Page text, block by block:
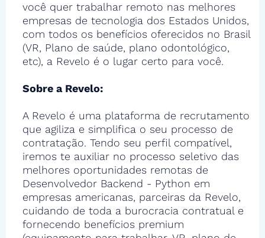
você quer trabalhar remoto nas melhores
empresas de tecnologia dos Estados Unidos,
com todos os benefícios oferecidos no Brasil
(VR, Plano de saúde, plano odontológico,
etc), a Revelo é o lugar certo para você.
Sobre a Revelo:
A Revelo é uma plataforma de recrutamento
que agiliza e simplifica o seu processo de
contratação. Tendo seu perfil compatível,
iremos te auxiliar no processo seletivo das
melhores oportunidades remotas de
Desenvolvedor Backend - Python em
empresas americanas, parceiras da Revelo,
cuidando de toda a burocracia contratual e
fornecendo benefícios premium